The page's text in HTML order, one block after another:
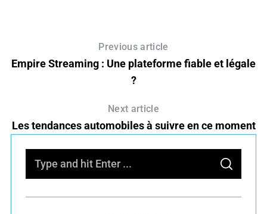
Previous article
Empire Streaming : Une plateforme fiable et légale
?
Next article
Les tendances automobiles à suivre en ce moment
S
A
C